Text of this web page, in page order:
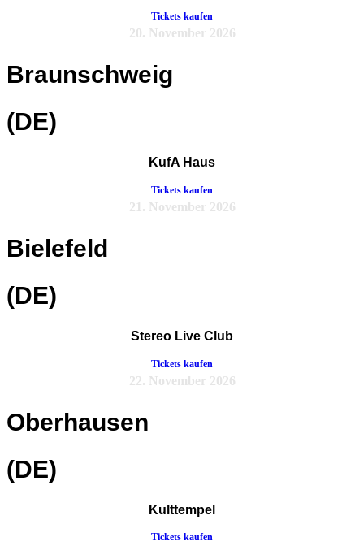
Tickets kaufen
20. November 2026
Braunschweig
(DE)
KufA Haus
Tickets kaufen
21. November 2026
Bielefeld
(DE)
Stereo Live Club
Tickets kaufen
22. November 2026
Oberhausen
(DE)
Kulttempel
Tickets kaufen